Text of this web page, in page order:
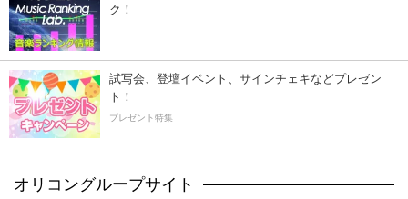
ク！
試写会、登壇イベント、サインチェキなどプレゼン
ト！
プレゼント特集
オリコングループサイト